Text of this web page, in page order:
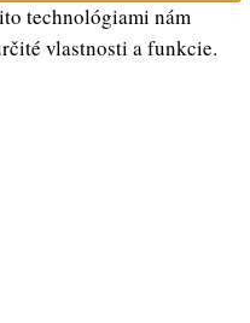
technológiami nám
vlastnosti a funkcie.